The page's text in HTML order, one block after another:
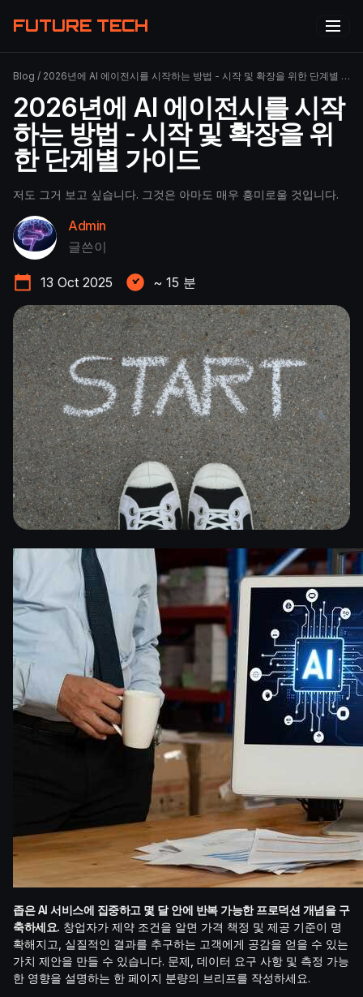
FUTURE TECH
Blog / 2026년에 AI 에이전시를 시작하는 방법 - 시작 및 확장을 위한 단계별 가이드
2026년에 AI 에이전시를 시작
하는 방법 - 시작 및 확장을 위
한 단계별 가이드
저도 그거 보고 싶습니다. 그것은 아마도 매우 흥미로울 것입니다.
Admin
글쓴이
13 Oct 2025 ~ 15 분
좁은 AI 서비스에 집중하고 몇 달 안에 반복 가능한 프로덕션 개념을 구
축하세요. 창업자가 제약 조건을 알면 가격 책정 및 제공 기준이 명
확해지고, 실질적인 결과를 추구하는 고객에게 공감을 얻을 수 있는
가치 제안을 만들 수 있습니다. 문제, 데이터 요구 사항 및 측정 가능
한 영향을 설명하는 한 페이지 분량의 브리프를 작성하세요.